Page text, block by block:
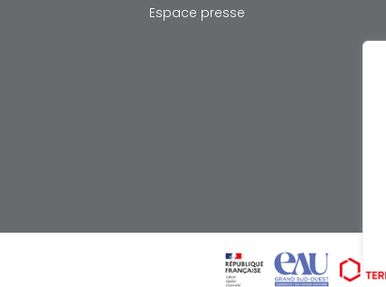
Espace presse